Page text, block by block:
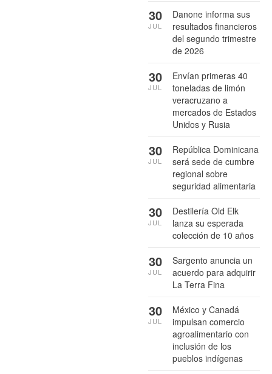
Danone informa sus
resultados financieros
del segundo trimestre
de 2026
30
JUL
Envían primeras 40
toneladas de limón
veracruzano a
mercados de Estados
Unidos y Rusia
30
JUL
República Dominicana
será sede de cumbre
regional sobre
seguridad alimentaria
30
JUL
Destilería Old Elk
lanza su esperada
colección de 10 años
30
JUL
Sargento anuncia un
acuerdo para adquirir
La Terra Fina
30
JUL
México y Canadá
impulsan comercio
agroalimentario con
inclusión de los
pueblos indígenas
30
JUL